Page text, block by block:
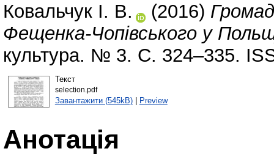
Ковальчук І. В. (2016)
Фещенка-Чопівського у
культура. № 3. С. 324–335.
Текст
selection.pdf
Завантажити (545kB)| Preview
Анотація